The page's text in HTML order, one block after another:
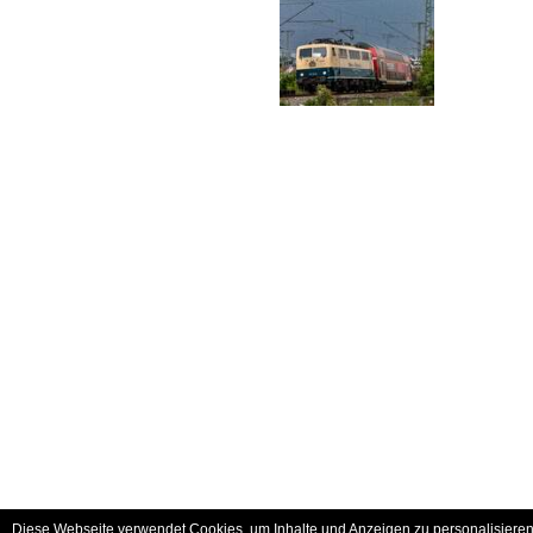
Diese Webseite verwendet Cookies, um Inhalte und Anzeigen zu